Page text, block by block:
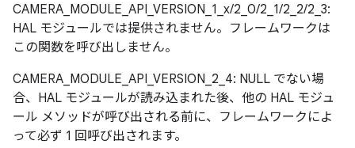
CAMERA_MODULE_API_VERSION_1_x/2_0/2_1/2_2/2_3:
HAL モジュールでは提供されません。フレームワークは
この関数を呼び出しません。
CAMERA_MODULE_API_VERSION_2_4: NULL でない場
合、HAL モジュールが読み込まれた後、他の HAL モジュ
ール メソッドが呼び出される前に、フレームワークによ
って必ず 1 回呼び出されます。